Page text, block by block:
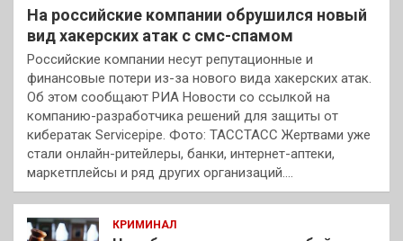
На российские компании обрушился новый
вид хакерских атак с смс-спамом
Российские компании несут репутационные и
финансовые потери из-за нового вида хакерских атак.
Об этом сообщают РИА Новости со ссылкой на
компанию-разработчика решений для защиты от
кибератак Servicepipe. Фото: ТАССТАСС Жертвами уже
стали онлайн-ритейлеры, банки, интернет-аптеки,
маркетплейсы и ряд других организаций.…
КРИМИНАЛ